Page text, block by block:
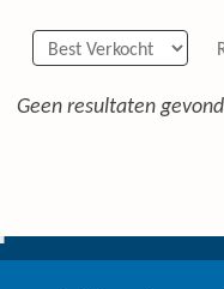
Geen resultaten